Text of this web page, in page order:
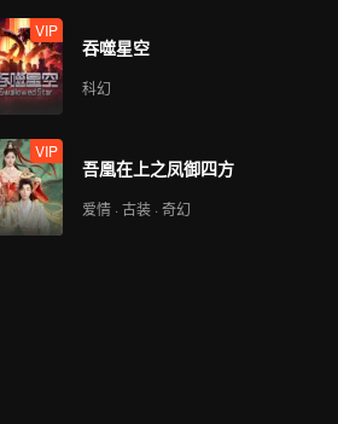
VIP
吞噬星空
科幻
VIP
吾凰在上之凤御四方
爱情 · 古装 · 奇幻